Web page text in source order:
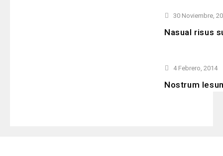
30 Noviembre,
Nasual risus
4 Febrero, 2014
Nostrum